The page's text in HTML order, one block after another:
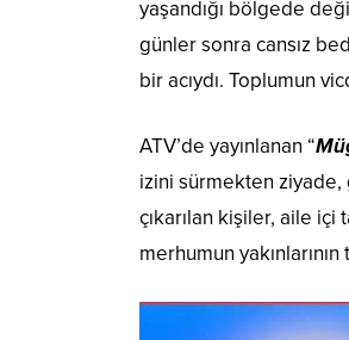
yaşandığı bölgede
günler sonra cansız
bir acıydı. Toplumun
ATV’de yayınlanan “
izini sürmekten ziyade,
çıkarılan kişiler, aile içi
merhumun